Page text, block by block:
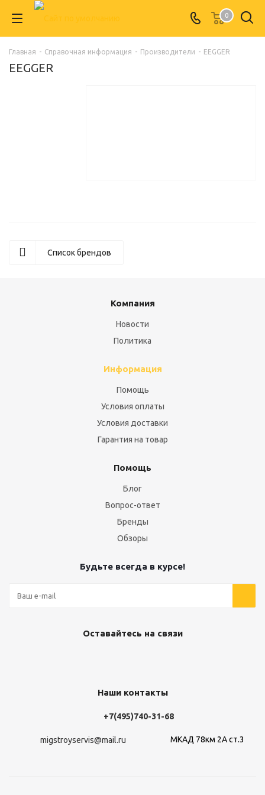
0
Главная - Справочная информация - Производители - ЕЕGGЕR
ЕЕGGЕR
Список брендов
Компания
Новости
Политика
Информация
Помощь
Условия оплаты
Условия доставки
Гарантия на товар
Помощь
Блог
Вопрос-ответ
Бренды
Обзоры
Будьте всегда в курсе!
Оставайтесь на связи
Наши контакты
+7(495)740-31-68
migstroyservis@mail.ru МКАД 78км 2А ст.3